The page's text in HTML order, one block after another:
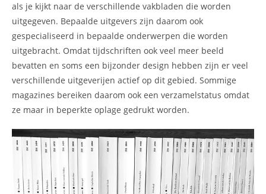
als je kijkt naar de verschillende vakbladen die worden
uitgegeven. Bepaalde uitgevers zijn daarom ook
gespecialiseerd in bepaalde onderwerpen die worden
uitgebracht. Omdat tijdschriften ook veel meer beeld
bevatten en soms een bijzonder design hebben zijn er veel
verschillende uitgeverijen actief op dit gebied. Sommige
magazines bereiken daarom ook een verzamelstatus omdat
ze maar in beperkte oplage gedrukt worden.